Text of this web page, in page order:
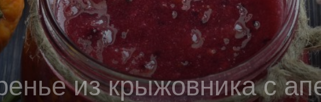
из крыжовника с